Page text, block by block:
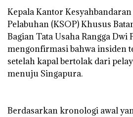
‎Kepala Kantor
Pelabuhan (KSOP) Khusus
Bagian Tata Usaha Rangga Dwi
mengonfirmasi bahwa insiden
setelah kapal bertolak dari
menuju Singapura.
‎Berdasarkan kronologi awal